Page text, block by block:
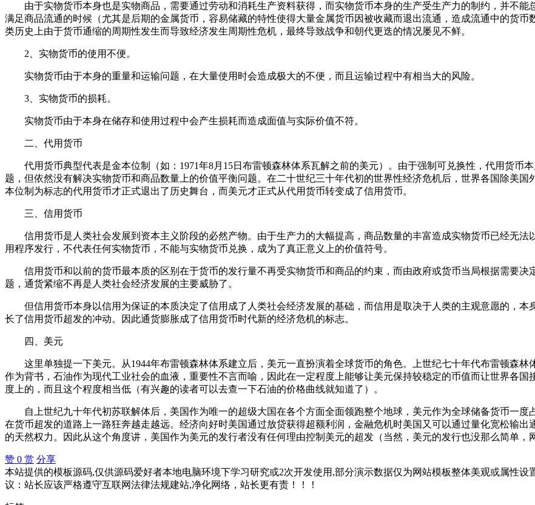
由于实物货币本身也是实物商品，需要通过劳动和消耗生产资料获得，而实物货币本身的生产受生产力的制约，并不能
满足商品流通的时候（尤其是后期的金属货币，容易储藏的特性使得大量金属货币因被收藏而退出流通，造成流通中的货
类历史上由于货币通缩的周期性发生而导致经济发生周期性危机，最终导致战争和朝代更迭的情况屡见不鲜。
2、实物货币的使用不便。
实物货币由于本身的重量和运输问题，在大量使用时会造成极大的不便，而且运输过程中有相当大的风险。
3、实物货币的损耗。
实物货币由于本身在储存和使用过程中会产生损耗而造成面值与实际价值不符。
二、代用货币
代用货币典型代表是金本位制（如：1971年8月15日布雷顿森林体系瓦解之前的美元）。由于强制可兑换性，代用货币
题，但依然没有解决实物货币和商品数量上的价值平衡问题。在二十世纪三十年代初的世界性经济危机后，世界各国除美
本位制为标志的代用货币才正式退出了历史舞台，而美元才正式从代用货币转变成了信用货币。
三、信用货币
信用货币是人类社会发展到资本主义阶段的必然产物。由于生产力的大幅提高，商品数量的丰富造成实物货币已经无法
用程序发行，不代表任何实物货币，不能与实物货币兑换，成为了真正意义上的价值符号。
信用货币和以前的货币最本质的区别在于货币的发行量不再受实物货币和商品的约束，而由政府或货币当局根据需要决
题，通货紧缩不再是人类社会经济发展的主要威胁了。
但信用货币本身以信用为保证的本质决定了信用成了人类社会经济发展的基础，而信用是取决于人类的主观意愿的，本
长了信用货币超发的冲动。因此通货膨胀成了信用货币时代新的经济危机的标志。
四、美元
这里单独提一下美元。从1944年布雷顿森林体系建立后，美元一直扮演着全球货币的角色。上世纪七十年代布雷顿森林
作为背书，石油作为现代工业社会的血液，重要性不言而喻，因此在一定程度上能够让美元保持较稳定的币值而让世界各
度上的，而且这个程度相当低（有兴趣的读者可以去查一下石油的价格曲线就知道了）。
自上世纪九十年代初苏联解体后，美国作为唯一的超级大国在各个方面全面领跑整个地球，美元作为全球储备货币一度
在货币超发的道路上一路狂奔越走越远。经济向好时美国通过放贷获得超额利润，金融危机时美国又可以通过量化宽松输
的天然权力。因此从这个角度讲，美国作为美元的发行者没有任何理由控制美元的超发（当然，美元的发行也没那么简单，
赞 0 赏 分享
本站提供的模板源码,仅供源码爱好者本地电脑环境下学习研究或2次开发使用,部分演示数据仅为网站模板整体美观或属性
议：站长应该严格遵守互联网法律法规建站,净化网络，站长更有责！！！